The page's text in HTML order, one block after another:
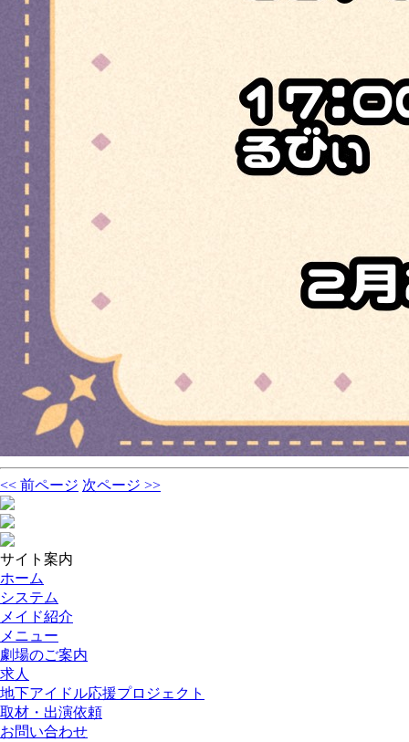
<< 前ページ 次ページ >>
サイト案内
ホーム
システム
メイド紹介
メニュー
劇場のご案内
求人
地下アイドル応援プロジェクト
取材・出演依頼
お問い合わせ